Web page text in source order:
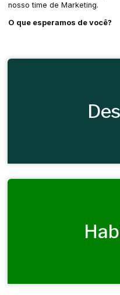
nosso time de Marketing.
O que esperamos de você?